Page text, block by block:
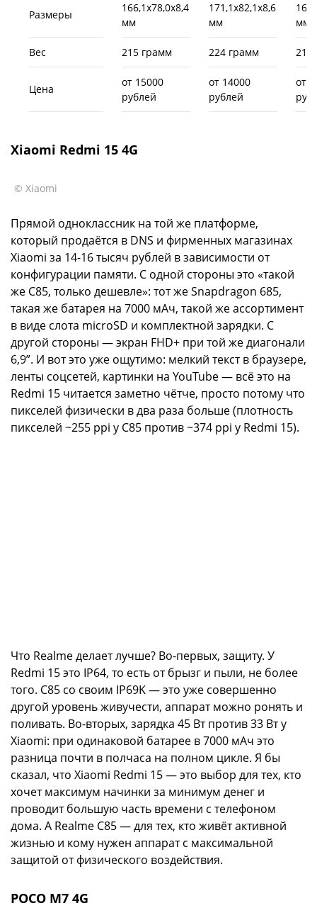
Размеры
166,1х78,0х8,4
мм
171,1х82,1х8,6
мм
мм
Вес 215 грамм 224 грамм 214
Цена
от 15000
рублей
от 14000
рублей
от
Xiaomi Redmi 15 4G
© Xiaomi
Прямой одноклассник на той же платформе,
который продаётся в DNS и фирменных магазинах
Xiaomi за 14-16 тысяч рублей в зависимости от
конфигурации памяти. С одной стороны это «такой
же C85, только дешевле»: тот же Snapdragon 685,
такая же батарея на 7000 мАч, такой же ассортимент
в виде слота microSD и комплектной зарядки. С
другой стороны — экран FHD+ при той же диагонали
6,9”. И вот это уже ощутимо: мелкий текст в браузере,
ленты соцсетей, картинки на YouTube — всё это на
Redmi 15 читается заметно чётче, просто потому что
пикселей физически в два раза больше (плотность
пикселей ~255 ppi у C85 против ~374 ppi у Redmi 15).
Что Realme делает лучше? Во-первых, защиту. У
Redmi 15 это IP64, то есть от брызг и пыли, не более
того. C85 со своим IP69K — это уже совершенно
другой уровень живучести, аппарат можно ронять и
поливать. Во-вторых, зарядка 45 Вт против 33 Вт у
Xiaomi: при одинаковой батарее в 7000 мАч это
разница почти в полчаса на полном цикле. Я бы
сказал, что Xiaomi Redmi 15 — это выбор для тех, кто
хочет максимум начинки за минимум денег и
проводит большую часть времени с телефоном
дома. А Realme C85 — для тех, кто живёт активной
жизнью и кому нужен аппарат с максимальной
защитой от физического воздействия.
POCO M7 4G